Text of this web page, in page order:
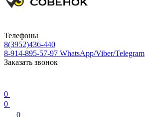
Телефоны
8(3952)436-440
8-914-895-57-97 WhatsApp/Viber/Telegram
Заказать звонок
0
0
0